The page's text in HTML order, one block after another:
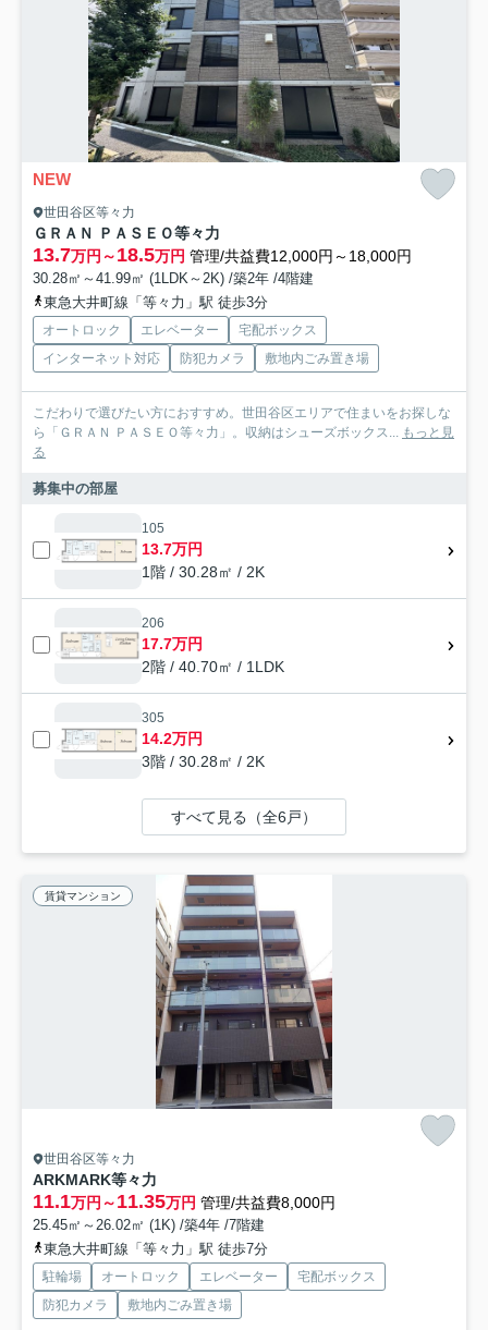
NEW
世田谷区等々力
ＧＲＡＮ ＰＡＳＥＯ等々力
13.7万円～18.5万円 管理/共益費12,000円～18,000円
30.28㎡～41.99㎡ (1LDK～2K) /築2年 /4階建
東急大井町線「等々力」駅 徒歩3分
オートロック エレベーター
宅配ボックス
インターネット対応
防犯カメラ 敷地内ごみ置き場
こだわりで選びたい方におすすめ。世田谷区エリアで住まいをお探しな
ら「ＧＲＡＮ ＰＡＳＥＯ等々力」。収納はシューズボックス...
もっと見
る
募集中の部屋
105
13.7万円
1階 / 30.28㎡ / 2K
206
17.7万円
2階 / 40.70㎡ / 1LDK
305
14.2万円
3階 / 30.28㎡ / 2K
すべて見る（全6戸）
賃貸マンション
世田谷区等々力
ARKMARK等々力
11.1万円～11.35万円 管理/共益費8,000円
25.45㎡～26.02㎡ (1K) /築4年 /7階建
東急大井町線「等々力」駅 徒歩7分
駐輪場 オートロック エレベーター
宅配ボックス
防犯カメラ
敷地内ごみ置き場